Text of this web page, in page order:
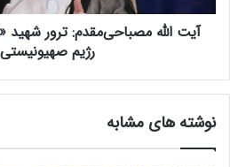
ح
ج
ا
ص
ی‌
ق
آیت الله مصباحی‌مقدم: ترور
رژیم
نوشته های مشابه